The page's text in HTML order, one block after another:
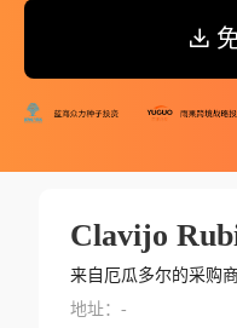
Clavijo
来自厄瓜多尔的采购
地址：-